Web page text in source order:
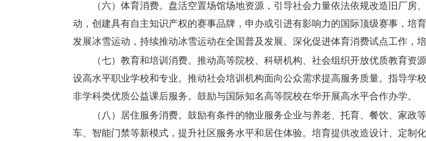
（六）体育消费。 盘活空置场馆场地资源，引导社会力量依法依规改造旧厂房
动，创建具有自主知识产权的赛事品牌，申办或引进有影响力的国际顶级赛事，培
发展冰雪运动，持续推动冰雪运动在全国普及发展。深化促进体育消费试点工作，
（七）教育和培训消费。推动高等院校、科研机构、社会组织开放优质教育资
设高水平职业学校和专业。推动社会培训机构面向公众需求提高服务质量。指导
非学科类优质公益课后服务。鼓励与国际知名高等院校在华开展高水平合作办学。
（八）居住服务消费。 鼓励有条件的物业服务企业与养老、托育、餐饮、家政
车、智能门禁等新模式，提升社区服务水平和居住体验。培育提供改造设计、定制